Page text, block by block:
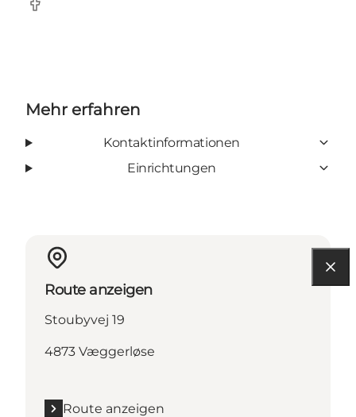
Facebook
Mehr erfahren
Kontaktinformationen
Einrichtungen
Route anzeigen
Stoubyvej 19
4873 Væggerløse
Route anzeigen